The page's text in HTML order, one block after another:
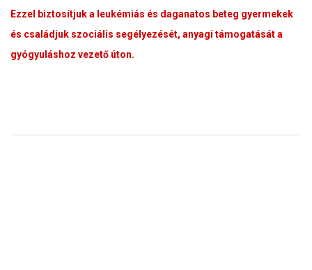
Ezzel biztosítjuk a leukémiás és daganatos beteg gyermekek
és családjuk szociális segélyezését, anyagi támogatását a
gyógyuláshoz vezető úton.